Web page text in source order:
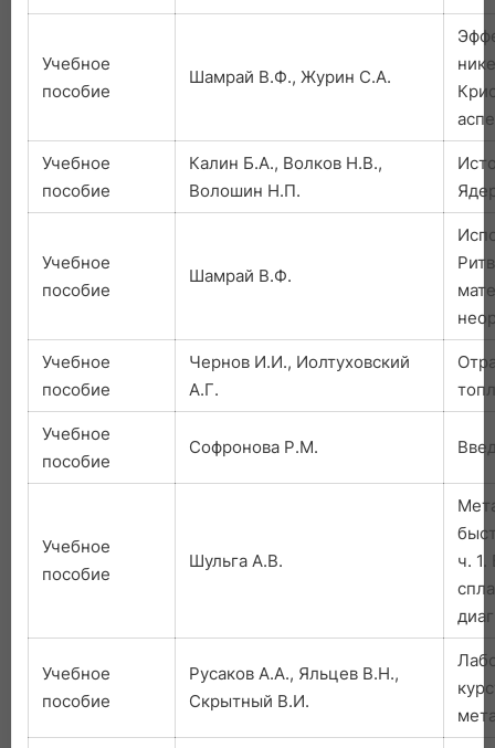
Учебное
пособие
Шамрай В.Ф., Журин С.А.
Учебное
пособие
Калин Б.А., Волков Н.В.,
Волошин Н.П.
Учебное
пособие
Шамрай В.Ф.
Учебное
пособие
Чернов И.И., Иолтуховский
А.Г.
Учебное
пособие
Софронова Р.М.
Учебное
пособие
Шульга А.В.
ч.
Учебное
пособие
Русаков А.А., Яльцев В.Н.,
Скрытный В.И.